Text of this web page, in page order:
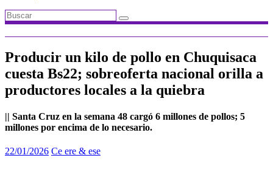
Producir un kilo de pollo en Chuquisaca
cuesta Bs22; sobreoferta nacional orilla a
productores locales a la quiebra
|| Santa Cruz en la semana 48 cargó 6 millones de pollos; 5
millones por encima de lo necesario.
22/01/2026 Ce ere & ese